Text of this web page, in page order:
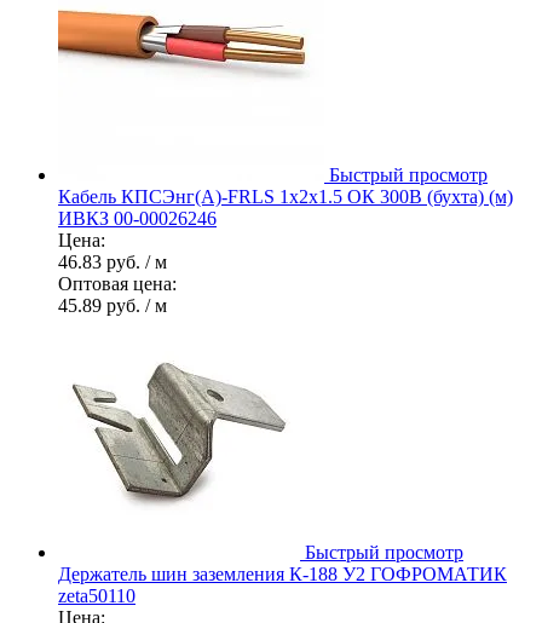
Быстрый просмотр
Кабель КПСЭнг(А)-FRLS 1х2х1.5 ОК 300В (бухта) (м)
ИВКЗ 00-00026246
Цена:
46.83 руб. / м
Оптовая цена:
45.89 руб. / м
Быстрый просмотр
Держатель шин заземления К-188 У2 ГОФРОМАТИК
zeta50110
Цена: